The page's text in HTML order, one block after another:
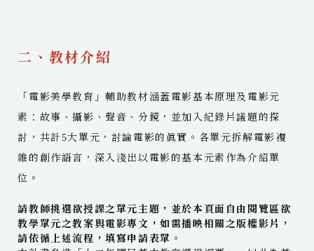
二、教材介紹
「電影美學教育」輔助教材涵蓋電影基本原理及電影元
素：故事、攝影、聲音、分鏡，並加入紀錄片議題的探
討，共計5大單元，討論電影的眞實。各單元拆解電影複
雜的創作語言，深入淺出以電影的基本元素作為介紹單
位。
請教師挑選欲授課之單元主題，並於本頁面自由閱覽區欲
教學單元之教案與電影專文，如需播映相關之版權影片，
請依循上述流程，填寫申請表單。